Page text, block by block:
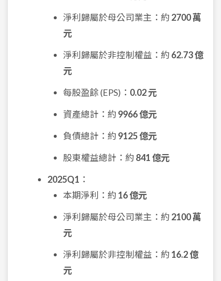
淨利歸屬於母公司業主：約 2700 萬
元
淨利歸屬於非控制權益：約 62.73 億
元
每股盈餘 (EPS)： 0.02 元
資產總計：約 9966 億元
負債總計：約 9125 億元
股東權益總計：約 841 億元
2025Q1 ：
本期淨利：約 16 億元
淨利歸屬於母公司業主：約 2100 萬
元
淨利歸屬於非控制權益：約 16.2 億
元